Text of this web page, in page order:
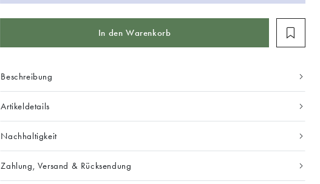
In den Warenkorb
Beschreibung
Artikeldetails
Nachhaltigkeit
Zahlung, Versand & Rücksendung